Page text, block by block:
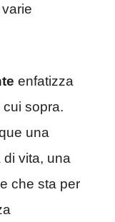
enfatizza
cui sopra.
una
vita, una
che sta per